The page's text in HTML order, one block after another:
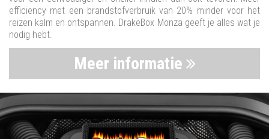
efficiency met een brandstofverbruik van 20% minder voor het
reizen kalm en ontspannen. DrakeBox Monza geeft je alles wat je
nodig hebt.
Meer informatie